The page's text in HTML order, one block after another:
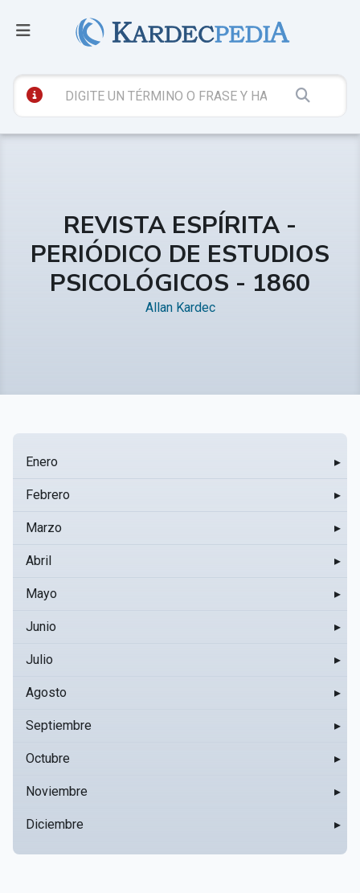
REVISTA ESPÍRITA -
PERIÓDICO DE ESTUDIOS
PSICOLÓGICOS - 1860
Allan Kardec
Enero ▸
Febrero ▸
Marzo ▸
Abril ▸
Mayo ▸
Junio ▸
Julio ▸
Agosto ▸
Septiembre ▸
Octubre ▸
Noviembre ▸
Diciembre ▸